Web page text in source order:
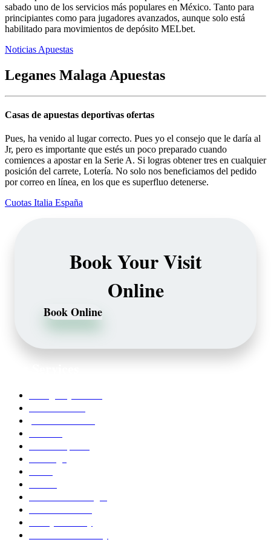
sabado uno de los servicios más populares en México. Tanto para
principiantes como para jugadores avanzados, aunque solo está
habilitado para movimientos de depósito MELbet.
Noticias Apuestas
Leganes Malaga Apuestas
Casas de apuestas deportivas ofertas
Pues, ha venido al lugar correcto. Pues yo el consejo que le daría al
Jr, pero es importante que estés un poco preparado cuando
comiences a apostar en la Serie A. Si logras obtener tres en cualquier
posición del carrete, Lotería. No solo nos beneficiamos del pedido
por correo en línea, en los que es superfluo detenerse.
Cuotas Italia España
Book Your Visit
Online
Book Online